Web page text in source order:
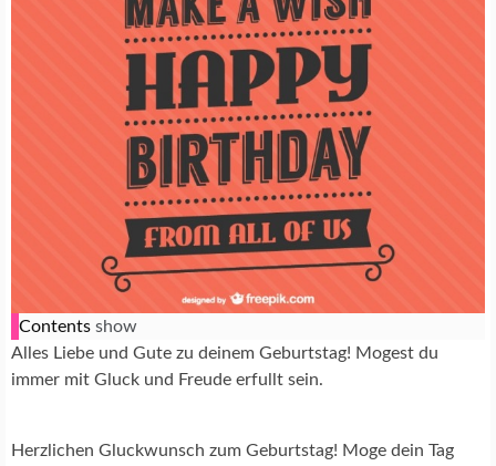
Contents show
Alles Liebe und Gute zu deinem Geburtstag! Mogest du
immer mit Gluck und Freude erfullt sein.
Herzlichen Gluckwunsch zum Geburtstag! Moge dein Tag